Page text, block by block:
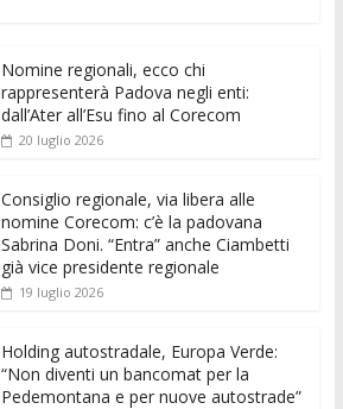
l s
A
p
p
ss
e
n
er
di
t
k
e
dI
di
vi
Nomine regionali, ecco chi
rappresenterà Padova negli enti:
dall’Ater all’Esu fino al Corecom
20 luglio 2026
Consiglio regionale, via libera alle
nomine Corecom: c’è la padovana
Sabrina Doni. “Entra” anche Ciambetti
già vice presidente regionale
19 luglio 2026
Holding autostradale, Europa Verde:
“Non diventi un bancomat per la
Pedemontana e per nuove autostrade”